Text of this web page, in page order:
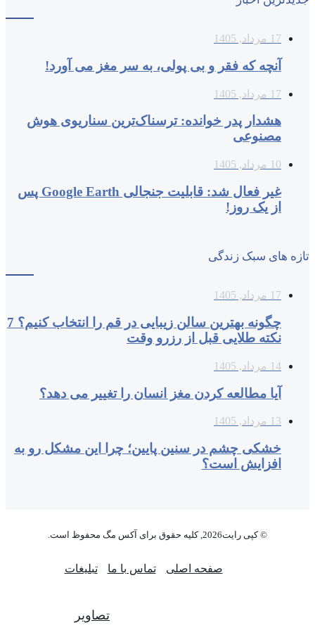
17 مرداد, 1405
آنچه که فقر و بی‌ پولی، به سر مغز می‌ آورد!
17 مرداد, 1405
هشدار پدر خوانده: ترسناک‌ترین سناریوی هوش
مصنوعی
10 مرداد, 1405
غیر فعال شد: قابلیت جنجالی Google Earth پس
از یک روز!
تازه های سبک زندگی
17 مرداد, 1405
چگونه بهترین سالن زیبایی در قم را انتخاب کنیم؟ 7
نکته طلایی قبل از رزرو وقت
14 مرداد, 1405
آیا مطالعه کردن مغز انسان را تغییر می‌ دهد؟
13 مرداد, 1405
خشکی چشم در سنین پایین؛ چرا این مشکل رو به
افزایش است؟
© کپی رایت2026, کلیه حقوق برای آکس مگ محفوظ است.
صفحه اصلی تماس با ما تبلیغات
تصاویر